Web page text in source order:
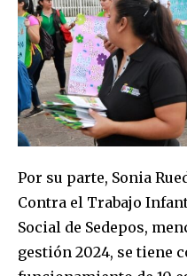
Join our
conversation.
To subscribe, simply enter
or click the subscribe button
your privacy and won't
safe with us.
Por su parte, Sonia
Contra el Trabajo
Social de Sedepos,
gestión 2024, se tiene